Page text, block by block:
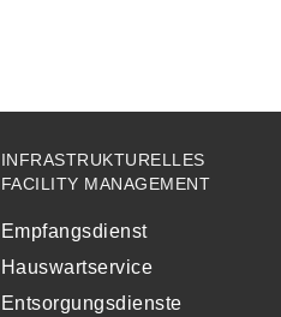
INFRASTRUKTURELLES
FACILITY MANAGEMENT
Empfangsdienst
Hauswartservice
Entsorgungsdienste